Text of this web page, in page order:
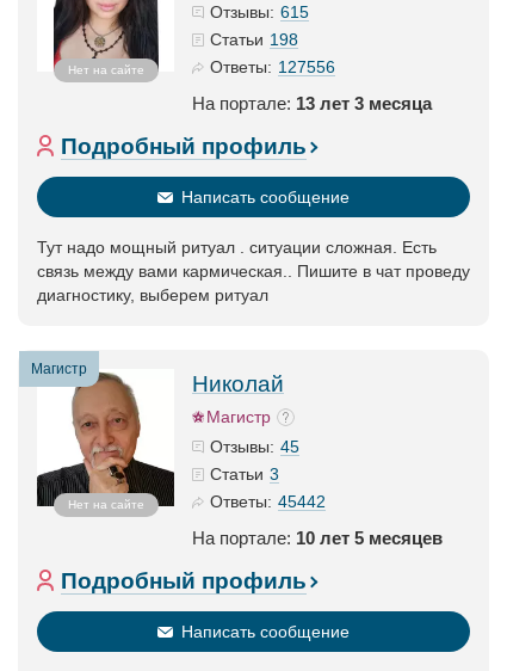
Нет на сайте
Отзывы: 615
Статьи 198
Ответы: 127556
На портале: 13 лет 3 месяца
Подробный профиль
Написать сообщение
Тут надо мощный ритуал . ситуации сложная. Есть
связь между вами кармическая.. Пишите в чат проведу
диагностику, выберем ритуал
Магистр
Нет на сайте
Николай
Магистр
Отзывы: 45
Статьи 3
Ответы: 45442
На портале: 10 лет 5 месяцев
Подробный профиль
Написать сообщение